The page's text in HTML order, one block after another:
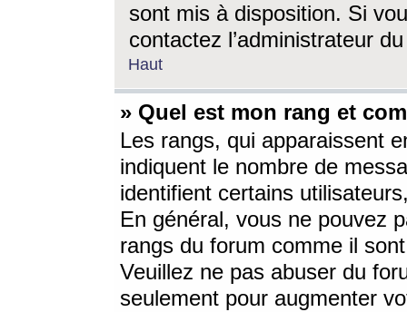
sont mis à disposition. Si
contactez l’administrateur
Haut
» Quel est mon rang et
Les rangs, qui apparaissent
indiquent le nombre de
identifient certains
En général, vous ne pouvez
rangs du forum comme il
Veuillez ne pas abuser du
seulement pour augmenter